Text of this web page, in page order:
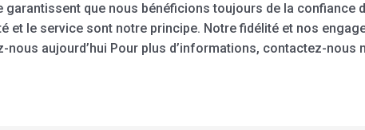
garantissent que nous bénéficions toujours de la confiance
et le service sont notre principe. Notre fidélité et nos
aujourd’hui Pour plus d’informations, contactez-nous